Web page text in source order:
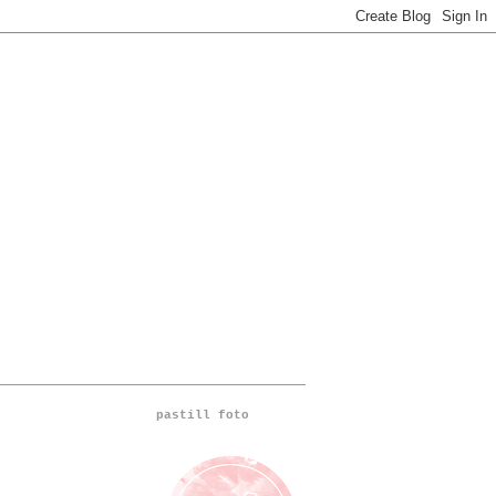
pastill foto